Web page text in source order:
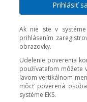
Ak nie ste v
prihlásením
obrazovky.
Udelenie poverenia
používateľom môžete
ľavom vertikálnom
môcť poverená
systéme EKS.